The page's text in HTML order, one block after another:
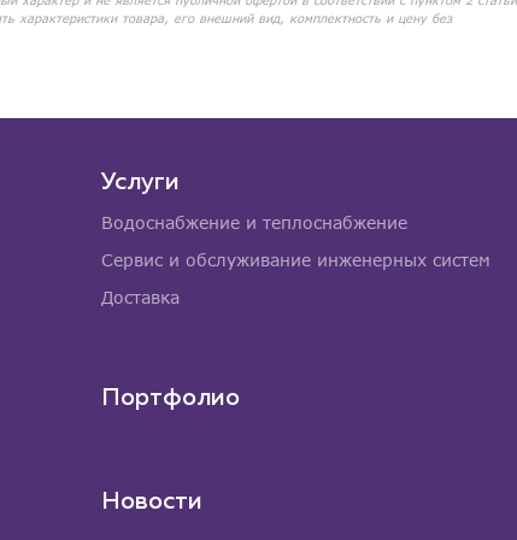
характеристики товара, его внешний вид, комплектность и цену без
Услуги
Водоснабжение и теплоснабжение
Сервис и обслуживание инженерных систем
Доставка
Портфолио
Новости